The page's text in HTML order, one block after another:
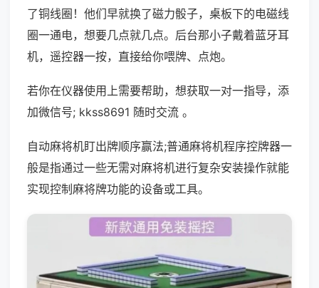
了铜线圈！他们早就换了磁力骰子，桌板下的电磁线
圈一通电，想要几点就几点。后台那小子戴着蓝牙耳
机，遥控器一按，直接给你喂牌、点炮。
若你在仪器使用上需要帮助，想获取一对一指导，添
加微信号; kkss8691 随时交流 。
自动麻将机盯出牌顺序赢法;普通麻将机程序控牌器一
般是指通过一些无需对麻将机进行复杂安装操作就能
实现控制麻将牌功能的设备或工具。